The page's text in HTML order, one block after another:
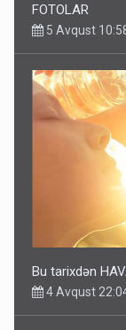
FOTOLAR
5 Avqust
Bu tarixdən
4 Avqust